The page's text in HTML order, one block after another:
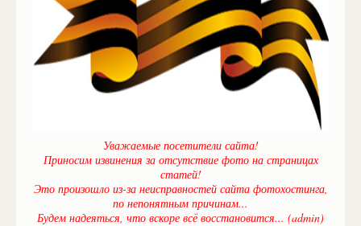
Уважаемые посетители сайта!
Приносим извинения за отсутствие фото на страницах
статей!
Это произошло из-за неисправностей сайта фотохостинга,
по непонятным причинам...
Будем надеяться, что вскоре всё восстановится... (admin)